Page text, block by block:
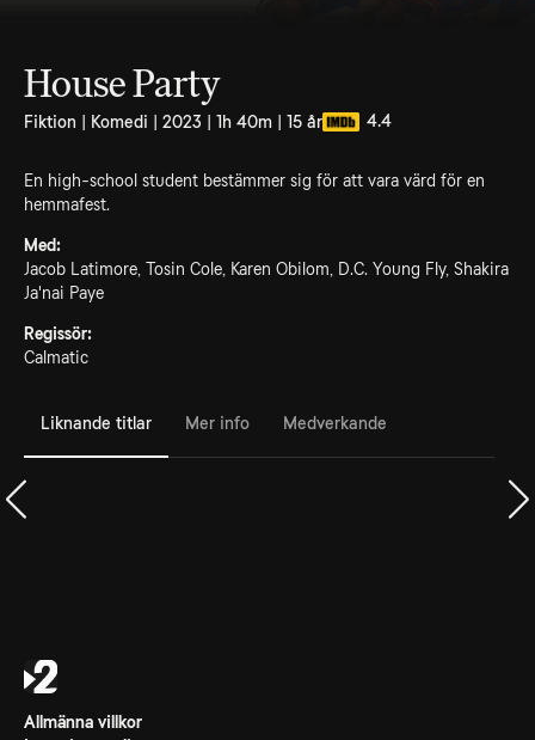
House Party
Fiktion | Komedi | 2023 | 1h 40m | 15 år 4.4
En high-school student bestämmer sig för att vara värd för en
hemmafest.
Med:
Jacob Latimore, Tosin Cole, Karen Obilom, D.C. Young Fly, Shakira
Ja'nai Paye
Regissör:
Calmatic
Liknande titlar Mer info Medverkande
Allmänna villkor